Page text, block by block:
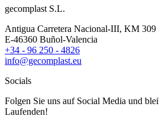
gecomplast S.L.
Antigua Carretera Nacional-III, KM 309
E-46360 Buñol-Valencia
+34 - 96 250 - 4826
info@gecomplast.eu
Socials
Folgen Sie uns auf Social Media und
Laufenden!